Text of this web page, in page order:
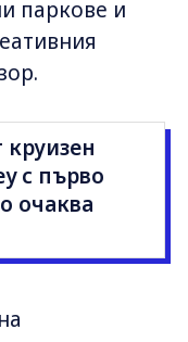
паркове и
с първо
очаква